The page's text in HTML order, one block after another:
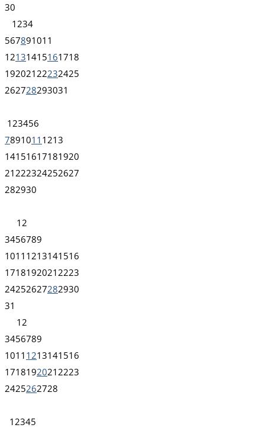
30
1 234
567891011
12131415161718
192021 22232425
262728293031
1 23456
7891011 1213
14151617181920
21 222324252627
282930
1 2
3456789
1011 1213141516
1718192021 2223
24252627282930
31
1 2
3456789
1011 1213141516
1718192021 2223
2425262728
1 2345